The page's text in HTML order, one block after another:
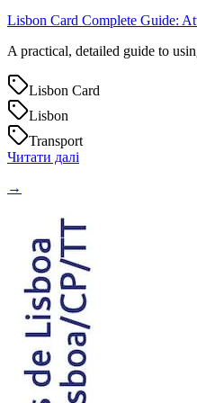
Lisbon Card Complete Guide:
A practical, detailed guide to
Lisbon Card
Lisbon
Transport
Читати далі
→